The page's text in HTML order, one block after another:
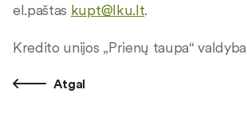
el.paštas kupt@lku.lt.
Kredito unijos „Prienų taupa“ valdyba
Atgal